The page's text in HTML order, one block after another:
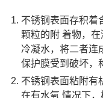
不锈钢表面存积着
颗粒的附 着物，
冷凝水，将二者连
保护膜受到破坏，
不锈钢表面粘附有
在有水氧 情况下